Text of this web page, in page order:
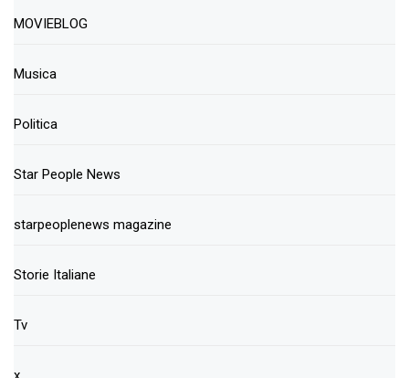
MOVIEBLOG
Musica
Politica
Star People News
starpeoplenews magazine
Storie Italiane
Tv